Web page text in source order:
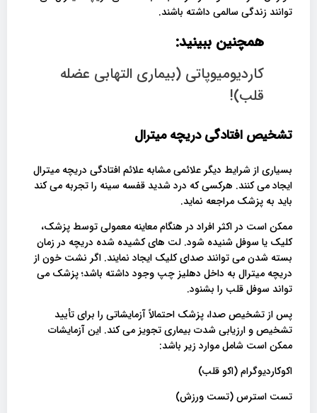
توانند زندگی سالمی داشته باشند.
همچنین ببینید:
کاردیومیوپاتی (بیماری التهابی عضله
قلب)!
تشخیص افتادگی دریچه میترال
بسیاری از شرایط دیگر علائمی مشابه علائم افتادگی دریچه میترال
ایجاد می کنند. هرکسی که درد شدید قفسه سینه را تجربه می کند
باید به پزشک مراجعه نماید.
ممکن است در اکثر افراد در هنگام معاینه معمولی توسط پزشک،
کلیک یا سوفل شنیده شود. لت های کشیده شده دریچه در زمان
بسته شدن می توانند صدای کلیک ایجاد نمایند. اگر نشت خون از
دریچه میترال به داخل دهلیز چپ وجود داشته باشد؛ پزشک می
تواند سوفل قلب را بشنود.
پس از تشخیص صدا، پزشک احتمالاً آزمایشاتی را برای تأیید
تشخیص و ارزیابی شدت بیماری تجویز می کند. این آزمایشات
ممکن است شامل موارد زیر باشد:
اکوکاردیوگرام (اکو قلب)
تست استرس (تست ورزش)